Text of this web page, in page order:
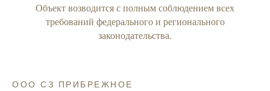
Объект возводится с полным соблюдением всех
требований федерального и регионального
законодательства.
ООО СЗ ПРИБРЕЖНОЕ